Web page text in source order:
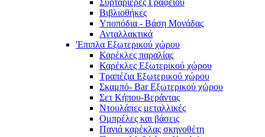
Συρταριέρες Γραφείου
Βιβλιοθήκες
Υποπόδια - Βάση Μονάδας
Ανταλλακτικά
'Επιπλα Εξωτερικού χώρου
Καρέκλες παραλίας
Καρέκλες Εξωτερικού χώρου
Τραπέζια Εξωτερικού χώρου
Σκαμπό- Bar Εξωτερικού χώρου
Σετ Κήπου-Βεράντας
Ντουλάπες μεταλλικές
Ομπρέλες και βάσεις
Πανιά καρέκλας σκηνοθέτη